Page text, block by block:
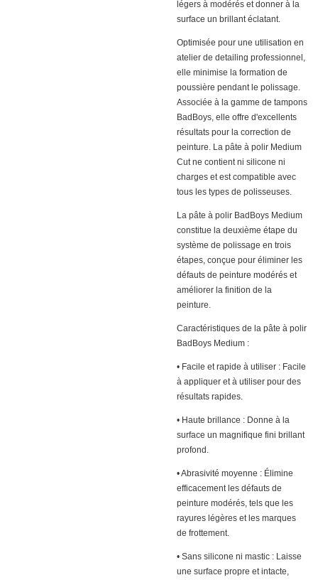
légers à modérés et donner à la
surface un brillant éclatant.
Optimisée pour une utilisation en
atelier de detailing professionnel,
elle minimise la formation de
poussière pendant le polissage.
Associée à la gamme de tampons
BadBoys, elle offre d'excellents
résultats pour la correction de
peinture. La pâte à polir Medium
Cut ne contient ni silicone ni
charges et est compatible avec
tous les types de polisseuses.
La pâte à polir BadBoys Medium
constitue la deuxième étape du
système de polissage en trois
étapes, conçue pour éliminer les
défauts de peinture modérés et
améliorer la finition de la
peinture.
Caractéristiques de la pâte à polir
BadBoys Medium :
• Facile et rapide à utiliser : Facile
à appliquer et à utiliser pour des
résultats rapides.
• Haute brillance : Donne à la
surface un magnifique fini brillant
profond.
• Abrasivité moyenne : Élimine
efficacement les défauts de
peinture modérés, tels que les
rayures légères et les marques
de frottement.
• Sans silicone ni mastic : Laisse
une surface propre et intacte,